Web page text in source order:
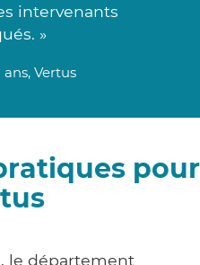
intervenants
»
ans, Vertus
pour
le département